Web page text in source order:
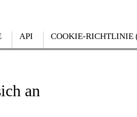
API COOKIE-RICHTLINIE
an